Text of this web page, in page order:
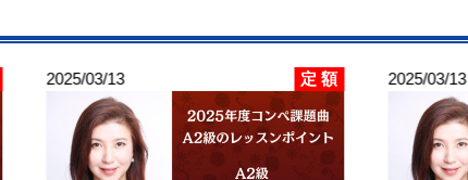
2025/03/13 定 額 2025/03/13